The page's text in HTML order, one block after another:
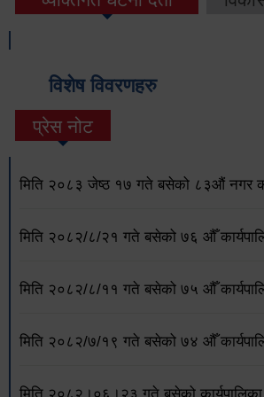
विशेष विवरणहरु
प्रेस नोट
मिति २०८३ जेष्ठ १७ गते बसेको ८३औं नगर
मिति २०८२/८/२१ गते बसेको ७६ औँ
मिति २०८२/८/११ गते बसेको ७५ औँ
मिति २०८२/७/१९ गते बसेको ७४ औँ